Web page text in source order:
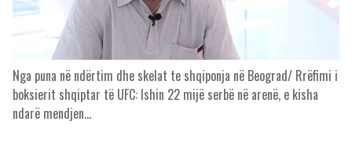
Nga puna në ndërtim dhe skelat te shqiponja në Beograd/ Rrëfimi i
boksierit shqiptar të UFC: Ishin 22 mijë serbë në arenë, e kisha
ndarë mendjen…